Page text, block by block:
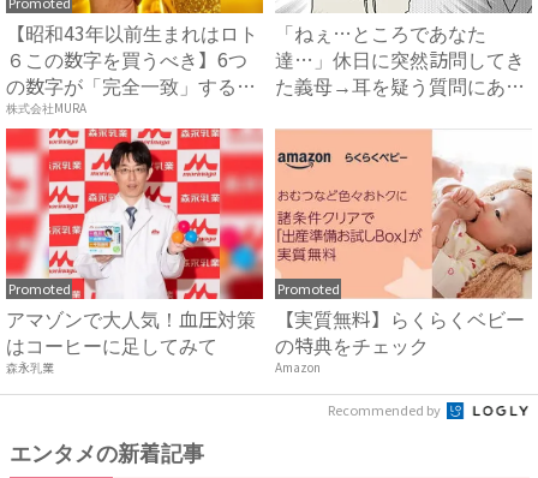
【昭和43年以前生まれはロト
６この数字を買うべき】6つ
の数字が「完全一致」する
方...
株式会社MURA
「ねぇ…ところであなた
達…」休日に突然訪問してき
た義母→耳を疑う質問にあ
Promoted
アマゾンで大人気！血圧対策
はコーヒーに足してみて
森永乳業
Promoted
【実質無料】らくらくベビー
の特典をチェック
Amazon
Recommended by
エンタメの新着記事